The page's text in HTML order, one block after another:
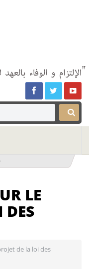
LE
DES
de la loi des